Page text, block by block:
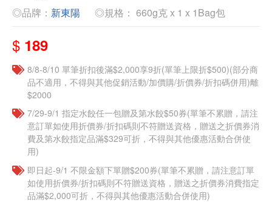
◎品牌： 新東陽 ◎規格： 660g克 x 1 x 1Bag包
$ 189
8/8-8/10 單筆折扣後滿$2,000享9折(單筆上限折$500)(部分商
品不適用，不得與其他促銷活動/加價購/折價券/折扣碼併用)離
$2000
7/29-9/1 指定水餃任一包贈及第水餃$50券(單筆不累贈，請注
意訂單如使用折價券/折扣碼則不符贈送資格，贈送之折價券消
費及第水餃指定品滿$329可折，不得與其他優惠活動合併使
用)
即日起-9/1 不限金額下單贈$200券(單筆不累贈，請注意訂單
如使用折價券/折扣碼則不符贈送資格，贈送之折價券消費指定
品滿$2,000可折，不得與其他優惠活動合併使用)